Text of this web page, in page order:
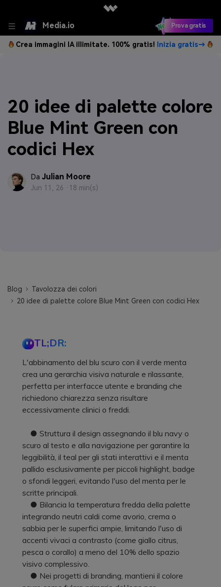
Media.io Prova gratis
Crea immagini IA illimitate. 100% gratis! Inizia gratis→
20 idee di palette colore
Blue Mint Green con
codici Hex
Da Julian Moore
Jun 11, 26 · 18 min(s)
Blog
Tavolozza dei colori
20 idee di palette colore Blue Mint Green con codici Hex
TL;DR:
L'abbinamento del blu scuro con il verde menta
crea una gerarchia visiva naturale e rilassante,
perfetta per interfacce utente e branding che
richiedono chiarezza senza risultare
eccessivamente clinici o freddi.
● Struttura il design assegnando il blu navy o
scuro al testo e alla navigazione per garantire la
leggibilità, il teal per gli stati interattivi e il menta
pallido esclusivamente per piccoli highlight, badge
o sfondi leggeri, evitando l'uso del menta per le
scritte principali.
● Bilancia la temperatura fredda della palette
integrando neutri caldi come avorio, crema o
sabbia per le superfici ampie, limitando l'uso di
accenti vivaci a contrasto (come giallo citrus,
pesca o corallo) a meno del 10% dello spazio
visivo complessivo.
● Nei progetti di branding, mantieni il colore